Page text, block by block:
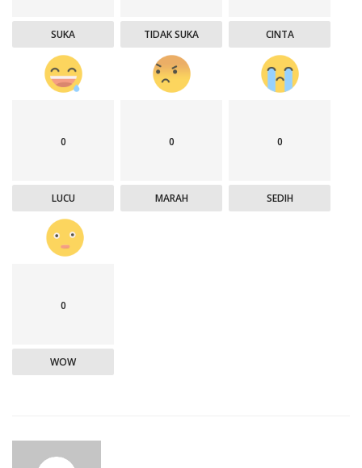
SUKA TIDAK SUKA CINTA
0
LUCU
0
MARAH
0
SEDIH
0
WOW